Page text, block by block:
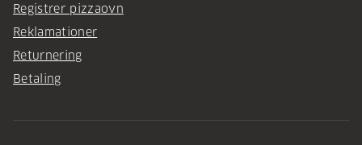
Registrer pizzaovn
Reklamationer
Returnering
Betaling